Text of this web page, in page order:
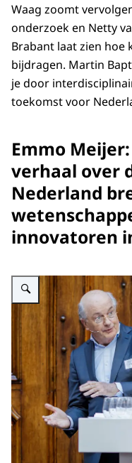
Waag zoomt
onderzoek en Netty
Brabant laat zien hoe
bijdragen. Martin
je door
toekomst voor
Emmo
verhaal over
Nederland
innovatoren
Vergroot afbeelding AWTI